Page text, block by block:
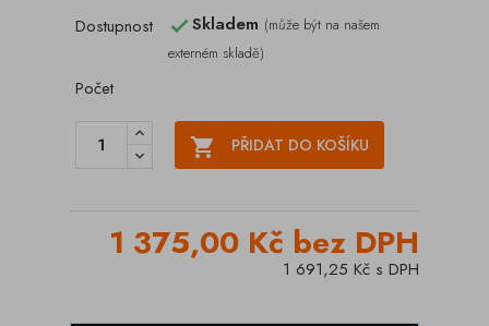
Dostupnost
Skladem (může být na našem
externém skladě)
Počet
 PŘIDAT DO KOŠÍKU
1 375,00 Kč bez DPH
1 691,25 Kč s DPH